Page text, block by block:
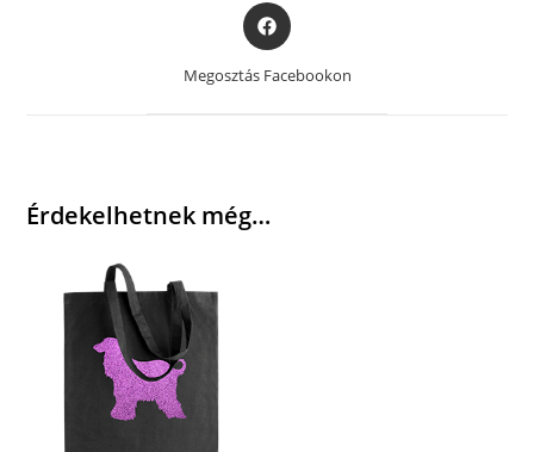
Opens
in
new
Megosztás Facebookon
Érdekelhetnek még…